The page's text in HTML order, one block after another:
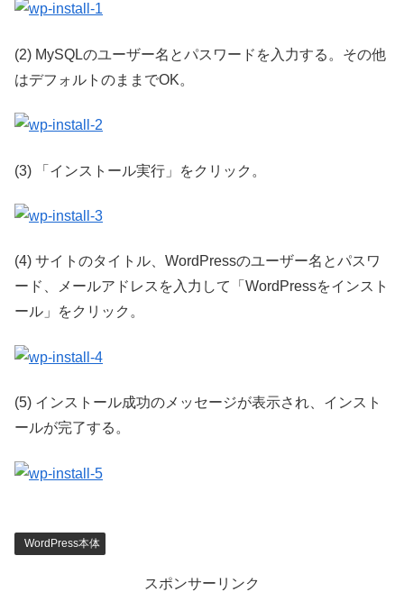
(2) MySQLのユーザー名とパスワードを入力する。その他
はデフォルトのままでOK。
(3) 「インストール実行」をクリック。
(4) サイトのタイトル、WordPressのユーザー名とパスワ
ード、メールアドレスを入力して「WordPressをインスト
ール」をクリック。
(5) インストール成功のメッセージが表示され、インスト
ールが完了する。
WordPress本体
スポンサーリンク